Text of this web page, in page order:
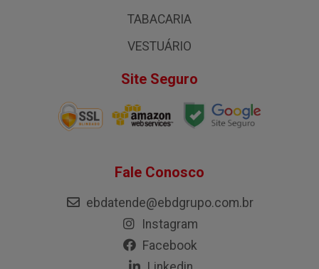
TABACARIA
VESTUÁRIO
Site Seguro
Fale Conosco
ebdatende@ebdgrupo.com.br
Instagram
Facebook